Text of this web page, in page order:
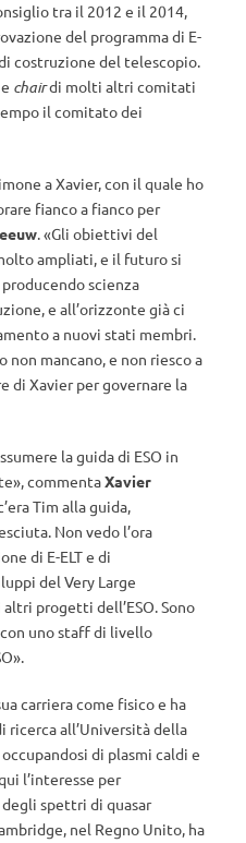
tra il 2012 e il 2014,
del programma di E-
costruzione del telescopio.
chairdi molti altri comitati
il comitato dei
a Xavier, con il quale ho
fianco a fianco per
. «Gli obiettivi del
ampliati, e il futuro si
scienza
e all’orizzonte già ci
a nuovi stati membri.
mancano, e non riesco a
di Xavier per governare la
la guida di ESO in
commentaXavier
Tim alla guida,
Non vedo l’ora
di E-ELT e di
del Very Large
progetti dell’ESO. Sono
uno staff di livello
carriera come fisico e ha
all’Università della
di plasmi caldi e
l’interesse per
degli spettri di quasar
nel Regno Unito, ha